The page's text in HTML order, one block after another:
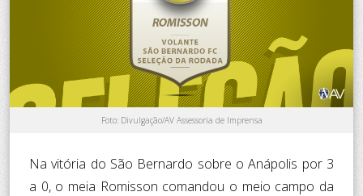
Foto: Divulgação/AV Assessoria de Imprensa
Na vitória do São Bernardo sobre o Anápolis por 3
a 0, o meia Romisson comandou o meio campo da